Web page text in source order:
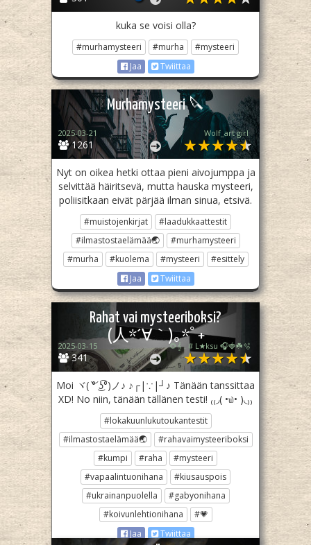
kuka se voisi olla?
#murhamysteeri #murha
#mysteeri
Jaa
Twiittaa
Murhamysteeri 🔪
1261
2025-03-21 Wolf_art girl ‎
Nyt on oikea hetki ottaa pieni aivojumppa ja
selvittää häiritsevä, mutta hauska mysteeri,
poliisitkaan eivät pärjää ilman sinua, etsivä.
#muistojenkirjat
#laadukkaattestit
#ilmastostaelämää🌏
#murhamysteeri
#murha
#kuolema #mysteeri
#esittely
Jaa
Twiittaa
Rahat vai mysteeriboksi?
(⁠人⁠*⁠´⁠∀⁠｀⁠)⁠｡⁠*ﾟ⁠+
341
2025-03-15 🌻𝄞 . # L★ksu 🎧🍓☘️🫧
Moi ヾ⁠(⁠ ͝⁠°⁠ ͜⁠ʖ͡⁠°⁠)⁠ノ⁠♪ ♪⁠┌⁠|⁠∵⁠|⁠┘⁠♪ Tänään tanssittaa
XD! No niin, tänään tällänen testi! ₍⁠₍⁠◞⁠(⁠ ⁠•⁠௰⁠•⁠ ⁠)⁠◟⁠₎⁠₎
#lokakuunlukutoukantestit
#ilmastostaelämää🌏
#rahavaimysteeriboksi
#kumpi
#raha
#mysteeri
#vapaalintuonihana
#kiusauspois
#ukrainanpuolella
#gabyonihana
#koivunlehtionihana
#💗
Jaa
Twiittaa